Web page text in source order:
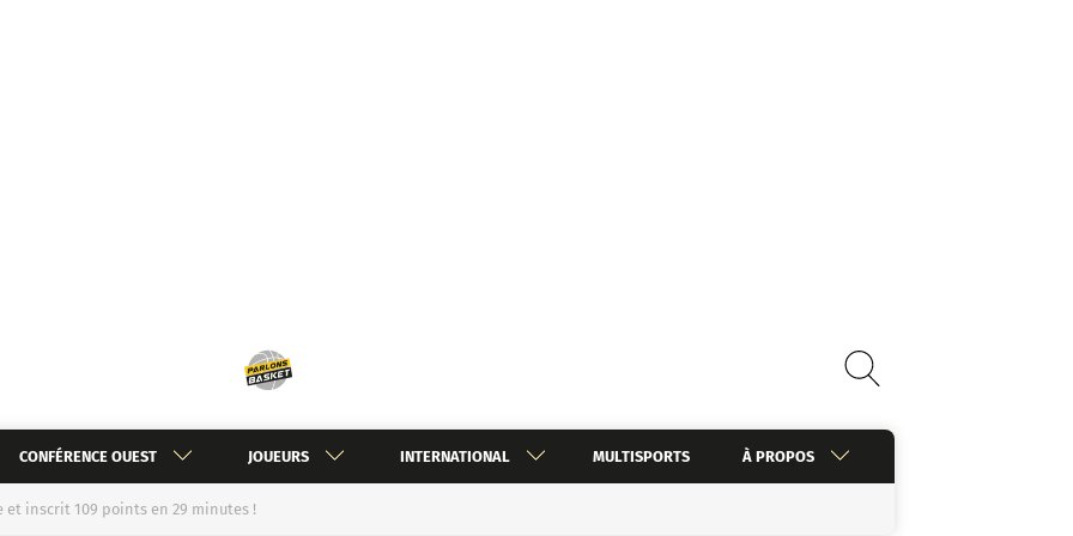
CONFÉRENCE OUEST JOUEURS INTERNATIONAL MULTISPORTS À PROPOS
et inscrit 109 points en 29 minutes !